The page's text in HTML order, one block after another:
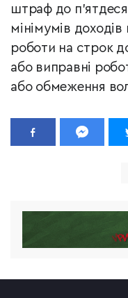
штраф до
мінімумів
роботи на строк
або виправні
або обмеження